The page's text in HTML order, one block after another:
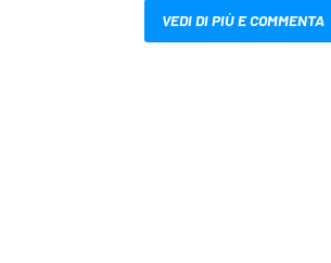
VEDI DI PIÙ E COMMENTA